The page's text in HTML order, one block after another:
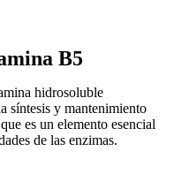
B5
hidrosoluble
síntesis y mantenimiento
es un elemento esencial
de las enzimas.